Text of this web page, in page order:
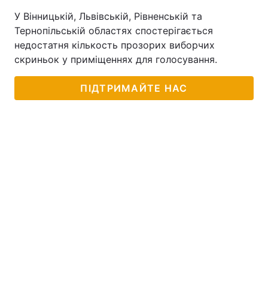
У Вінницькій, Львівській, Рівненській та
Тернопільській областях спостерігається
недостатня кількость прозорих виборчих
скриньок у приміщеннях для голосування.
ПІДТРИМАЙТЕ НАС